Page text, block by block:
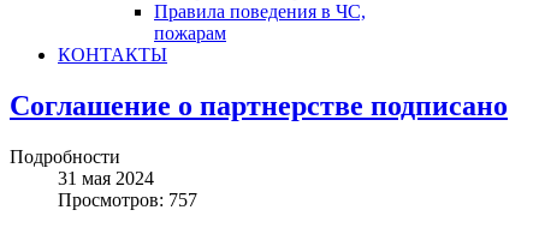
Правила поведения в ЧС,
пожарам
КОНТАКТЫ
Соглашение о партнерстве подписано
Подробности
31 мая 2024
Просмотров: 757